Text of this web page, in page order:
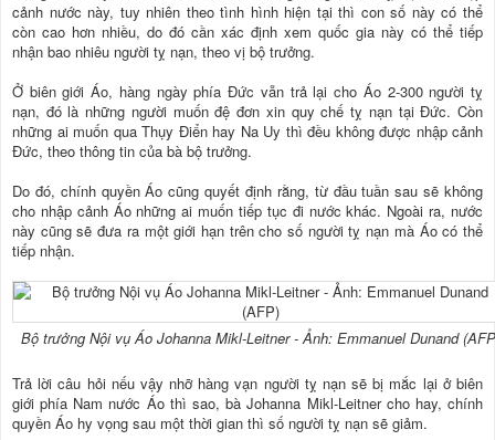
cảnh nước này, tuy nhiên theo tình hình hiện tại thì con số này có thể
còn cao hơn nhiều, do đó cần xác định xem quốc gia này có thể tiếp
nhận bao nhiêu người tỵ nạn, theo vị bộ trưởng.
Ở biên giới Áo, hàng ngày phía Đức vẫn trả lại cho Áo 2-300 người tỵ
nạn, đó là những người muốn đệ đơn xin quy chế tỵ nạn tại Đức. Còn
những ai muốn qua Thụy Điển hay Na Uy thì đều không được nhập cảnh
Đức, theo thông tin của bà bộ trưởng.
Do đó, chính quyền Áo cũng quyết định rằng, từ đầu tuần sau sẽ không
cho nhập cảnh Áo những ai muốn tiếp tục đi nước khác. Ngoài ra, nước
này cũng sẽ đưa ra một giới hạn trên cho số người tỵ nạn mà Áo có thể
tiếp nhận.
Bộ trưởng Nội vụ Áo Johanna Mikl-Leitner - Ảnh: Emmanuel Dunand
Trả lời câu hỏi nếu vậy nhỡ hàng vạn người tỵ nạn sẽ bị mắc lại ở biên
giới phía Nam nước Áo thì sao, bà Johanna Mikl-Leitner cho hay, chính
quyền Áo hy vọng sau một thời gian thì số người tỵ nạn sẽ giảm.